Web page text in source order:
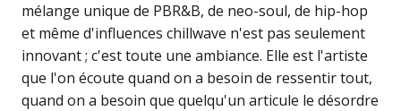
mélange unique de PBR&B, de neo-soul, de hip-hop
et même d'influences chillwave n'est pas seulement
innovant ; c'est toute une ambiance. Elle est l'artiste
que l'on écoute quand on a besoin de ressentir tout,
quand on a besoin que quelqu'un articule le désordre